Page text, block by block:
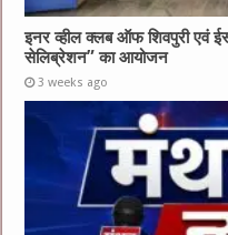
इनर व्हील क्लब ऑफ शिवपुरी एवं
सेलिब्रेशन” का आयोजन
3 weeks ago